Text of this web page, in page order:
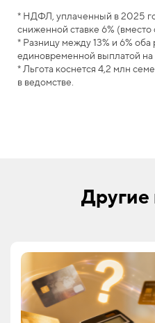
* НДФЛ, уплаченный в 2025
сниженной ставке 6% (вместо
* Разницу между 13% и 6% оба
единовременной выплатой
* Льгота коснется 4,2 млн
в ведомстве.
Другие